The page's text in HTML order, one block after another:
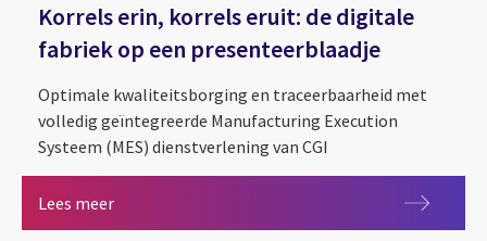
Data verzamelen – essentieel op de route naar
Korrels erin, korrels eruit: de digitale
fabriek op een presenteerblaadje
Optimale kwaliteitsborging en traceerbaarheid met
volledig geïntegreerde Manufacturing Execution
Systeem (MES) dienstverlening van CGI
Lees meerKorrels erin, korrels eruit: de digitale fabriek op